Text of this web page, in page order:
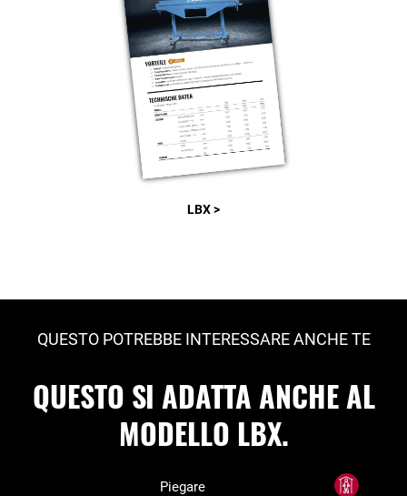
LBX >
QUESTO POTREBBE INTERESSARE ANCHE TE
QUESTO SI ADATTA ANCHE AL
MODELLO LBX.
Piegare